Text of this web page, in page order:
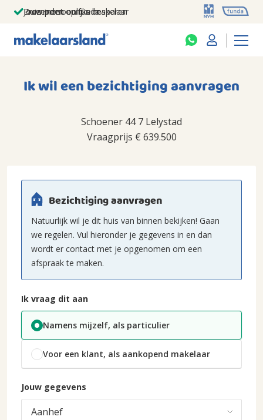
Jouw persoonlijke makelaar
Duizenden euro's besparen
Prominent op funda
Ik wil een bezichtiging aanvragen
Schoener 44 7 Lelystad
Vraagprijs € 639.500
Bezichtiging aanvragen
Natuurlijk wil je dit huis van binnen bekijken! Gaan
we regelen. Vul hieronder je gegevens in en dan
wordt er contact met je opgenomen om een
afspraak te maken.
Ik vraag dit aan
Namens mijzelf, als particulier
Voor een klant, als aankopend makelaar
Jouw gegevens